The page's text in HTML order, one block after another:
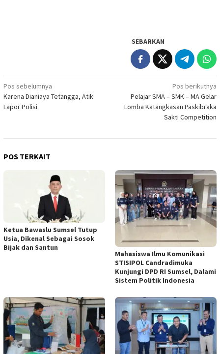
SEBARKAN
Navigasi
pos
Pos sebelumnya
Karena Dianiaya Tetangga, Atik
Lapor Polisi
Pos berikutnya
Pelajar SMA – SMK – MA Gelar
Lomba Katangkasan Paskibraka
Sakti Competition
POS TERKAIT
Ketua Bawaslu Sumsel Tutup
Usia, Dikenal Sebagai Sosok
Bijak dan Santun
Mahasiswa Ilmu Komunikasi
STISIPOL Candradimuka
Kunjungi DPD RI Sumsel, Dalami
Sistem Politik Indonesia